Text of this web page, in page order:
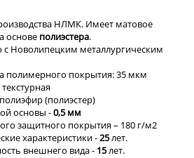
НЛМК. Имеет матовое
основе полиэстера.
с Новолипецким металлургическим
полимерного покрытия: 35 мкм
(полиэстер)
основы -0,5 мм
защитного покрытия – 180 г/м2
характеристики -25лет.
внешнего вида - 15лет.